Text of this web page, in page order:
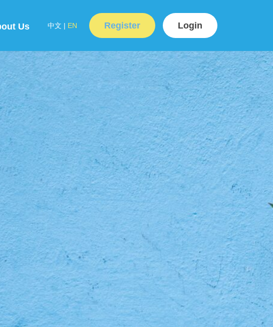
Us Login
Register
中文 | EN